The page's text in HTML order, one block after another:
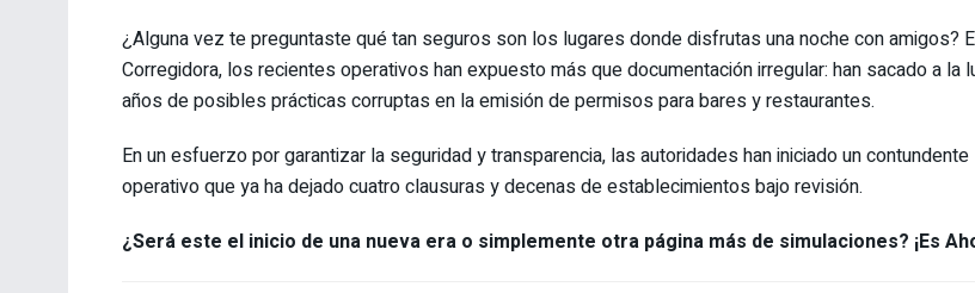
¿Alguna vez te preguntaste qué tan seguros son los lugares donde disfrutas una noche con amigos?
Corregidora, los recientes operativos han expuesto más que documentación irregular: han sacado a la
años de posibles prácticas corruptas en la emisión de permisos para bares y restaurantes.
En un esfuerzo por garantizar la seguridad y transparencia, las autoridades han iniciado un contundente
operativo que ya ha dejado cuatro clausuras y decenas de establecimientos bajo revisión.
¿Será este el inicio de una nueva era o simplemente otra página más de simulaciones? ¡Es